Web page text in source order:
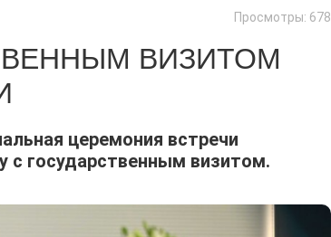
Просмотры: 678
ВИЗИТОМ
церемония встречи
с государственным визитом.